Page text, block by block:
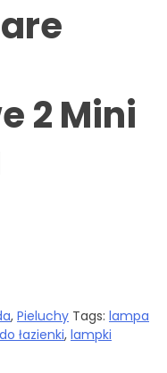
2 Mini
, Pieluchy Tags: lampa
łazienki, lampki